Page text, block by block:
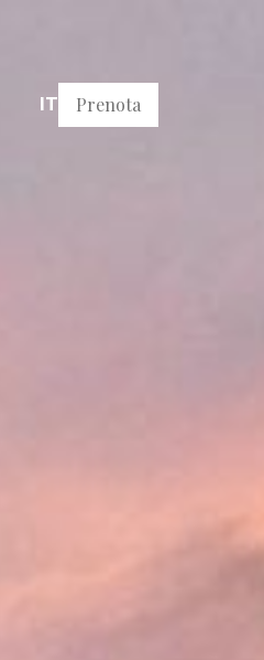
IT Prenota